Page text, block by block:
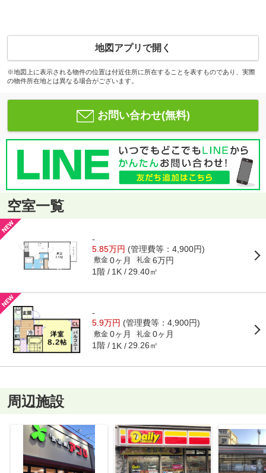
地図アプリで開く
※地図上に表示される物件の位置は付近住所に所在することを表すものであり、実際
の物件所在地とは異なる場合がございます。
お問い合わせ(無料)
空室一覧
-
5.85万円 (管理費等：4,900円)
敷金 0ヶ月 礼金 6万円
1階 1K 29.40㎡
-
5.9万円 (管理費等：4,900円)
敷金 0ヶ月 礼金 0ヶ月
1階 1K 29.26㎡
周辺施設